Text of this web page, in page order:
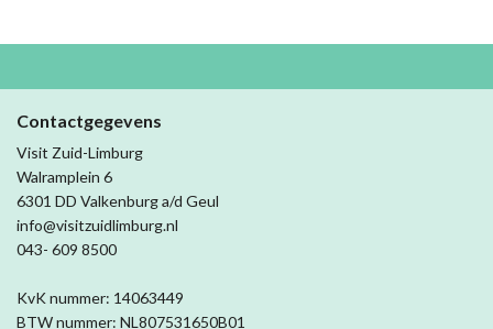
Contactgegevens
Visit Zuid-Limburg
Walramplein 6
6301 DD Valkenburg a/d Geul
info@visitzuidlimburg.nl
043- 609 8500
KvK nummer: 14063449
BTW nummer: NL807531650B01